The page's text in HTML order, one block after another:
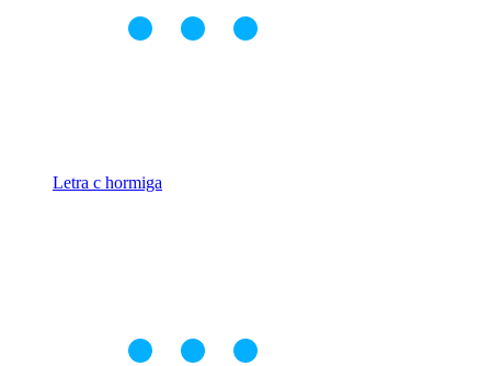
Letra c hormiga